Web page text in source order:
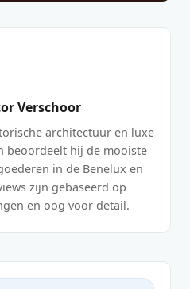
Verschoor
architectuur en luxe
beoordeelt hij de mooiste
in de Benelux en
zijn gebaseerd op
en oog voor detail.